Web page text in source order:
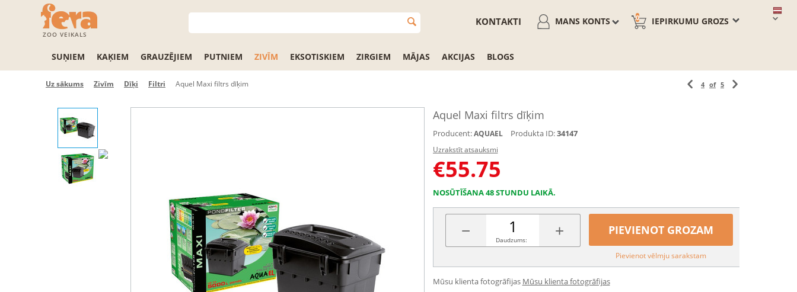
ZOO VEIKALS
IEPIRKUMU GROZS
0
MANS KONTS
KONTAKTI
SUŅIEM KAĶIEM GRAUZĒJIEM PUTNIEM ZIVĪM EKSOTISKIEM ZIRGIEM MĀJAS AKCIJAS BLOGS
Uz sākums Zivīm Dīķi Filtri Aquel Maxi filtrs dīķim 4 of 5
Aquel Maxi filtrs dīķim
Producent: AQUAEL Produkta ID:34147
Uzrakstīt atsauksmi
€55.75
NOSŪTĪŠANA 48 STUNDU LAIKĀ.
− +
Daudzums:
PIEVIENOT GROZAM
Pievienot vēlmju sarakstam
Mūsu klienta fotogrāfijas Mūsu klienta fotogrāfijas